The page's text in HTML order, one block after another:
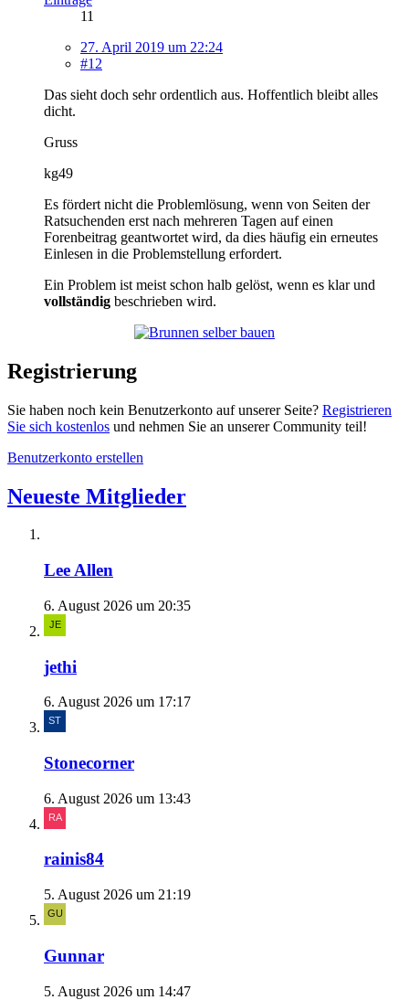
11
27. April 2019 um 22:24
#12
Das sieht doch sehr ordentlich aus. Hoffentlich bleibt alles
dicht.
Gruss
kg49
Es fördert nicht die Problemlösung, wenn von Seiten der
Ratsuchenden erst nach mehreren Tagen auf einen
Forenbeitrag geantwortet wird, da dies häufig ein erneutes
Einlesen in die Problemstellung erfordert.
Ein Problem ist meist schon halb gelöst, wenn es klar und
vollständig beschrieben wird.
Registrierung
Sie haben noch kein Benutzerkonto auf unserer Seite? Registrieren
Sie sich kostenlos und nehmen Sie an unserer Community teil!
Benutzerkonto erstellen
Neueste Mitglieder
Lee Allen
6. August 2026 um 20:35
jethi
6. August 2026 um 17:17
Stonecorner
6. August 2026 um 13:43
rainis84
5. August 2026 um 21:19
Gunnar
5. August 2026 um 14:47